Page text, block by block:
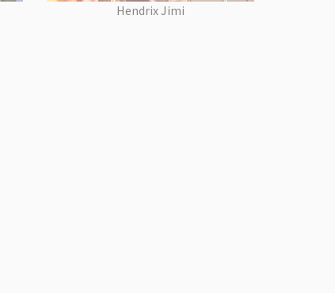
Hendrix Jimi